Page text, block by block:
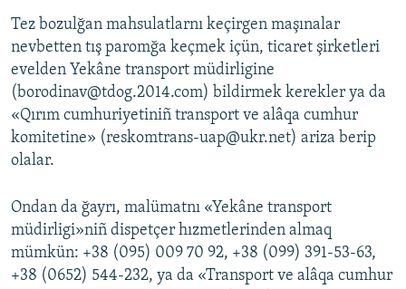
Tez bozulğan mahsulatlarnı keçirgen maşınalar
nevbetten tış paromğa keçmek içün, ticaret şirketleri
evelden Yekâne transport müdirligine
(borodinav@tdog.2014.com) bildirmek kerekler ya da
«Qırım cumhuriyetiniñ transport ve alâqa cumhur
komitetine» (reskomtrans-uap@ukr.net) ariza berip
olalar.
Ondan da ğayrı, malümatnı «Yekâne transport
müdirligi»niñ dispetçer hızmetlerinden almaq
mümkün: +38 (095) 009 70 92, +38 (099) 391-53-63,
+38 (0652) 544-232, ya da «Transport ve alâqa cumhur